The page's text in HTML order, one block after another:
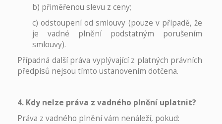
b) přiměřenou slevu z ceny;
c) odstoupení od smlouvy (pouze v případě, že
je vadné plnění podstatným porušením
smlouvy).
Případná další práva vyplývající z platných právních
předpisů nejsou tímto ustanovením dotčena.
4. Kdy nelze práva z vadného plnění uplatnit?
Práva z vadného plnění vám nenáleží, pokud: